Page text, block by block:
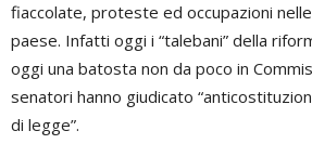
fiaccolate, proteste ed occupazioni
paese. Infatti oggi i “talebani” della
oggi una batosta non da poco in
senatori hanno giudicato
di legge”.